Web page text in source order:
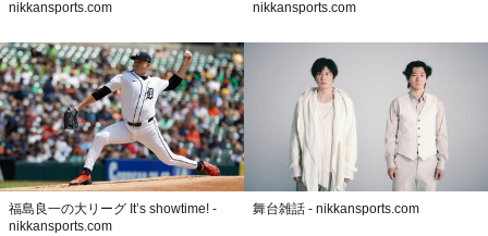
nikkansports.com
nikkansports.com
福島良一の大リーグ It’s showtime! -
nikkansports.com
舞台雑話 - nikkansports.com